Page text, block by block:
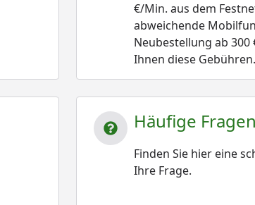
€/Min. aus dem
abweichende
Neubestellung ab
Ihnen diese Gebühren.
Häufige Fragen
Finden Sie hier eine
Ihre Frage.